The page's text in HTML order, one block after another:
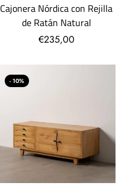
Cajonera Nórdica con Rejilla
de Ratán Natural
€235,00
- 10%